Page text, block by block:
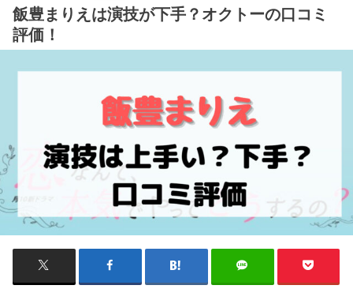
飯豊まりえは演技が下手？オクトーの口コミ
評価！